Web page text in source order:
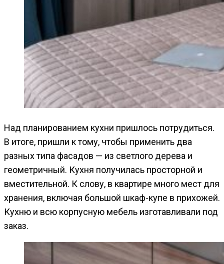
Над планированием кухни пришлось потрудиться.
В итоге, пришли к тому, чтобы применить два
разных типа фасадов — из светлого дерева и
геометричный. Кухня получилась просторной и
вместительной. К слову, в квартире много мест для
хранения, включая большой шкаф-купе в прихожей.
Кухню и всю корпусную мебель изготавливали под
заказ.